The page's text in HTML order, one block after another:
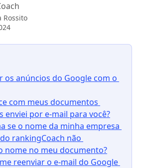
Rossito
os anúncios do Google com o
com meus documentos
enviei por e-mail para você?
se o nome da minha empresa
rankingCoach não
nome no meu documento?
reenviar o e-mail do Google